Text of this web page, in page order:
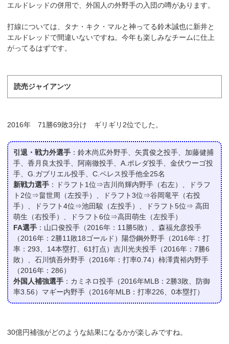
エルドレッドの併用で、外国人の外野手の入団の噂があります。
打線については、タナ・キク・マルと神ってる鈴木誠也に新井と
エルドレッドで間違いないですね。今年も楽しみなチームに仕上
がってるはずです。
読売ジャイアンツ
2016年 71勝69敗3分け ギリギリ2位でした。
引退・戦力外選手 ：鈴木尚広外野手、矢貫俊之投手、加藤健捕
手、香月良太投手、阿南徹投手、A.ポレダ投手、金伏ウーゴ投
手、G.ガブリエル投手、C.ペレス投手他全25名
新戦力選手 ：ドラフト1位⇒吉川尚輝内野手（右左）、ドラフ
ト2位⇒畠世周（左投手）、ドラフト3位⇒谷岡竜平（右投
手）、ドラフト4位⇒池田駿（左投手）、ドラフト5位⇒ 高田
萌生（右投手）、ドラフト6位⇒高田萌生（左投手）
FA選手 ：山口俊投手（2016年：11勝5敗）、森福允彦投手
（2016年：2勝11敗18ゴールド）陽岱鋼外野手（2016年：打
率：293、14本塁打、61打点）吉川光夫投手（2016年：7勝6
敗）、石川慎吾外野手（2016年：打率0.74）柿澤貴裕内野手
（2016年：286）
外国人補強選手 ：カミネロ投手（2016年MLB：2勝3敗、防御
率3.56）マギー内野手（2016年MLB：打率226、0本塁打）
30億円補強がどのような結果になるかが楽しみですね。